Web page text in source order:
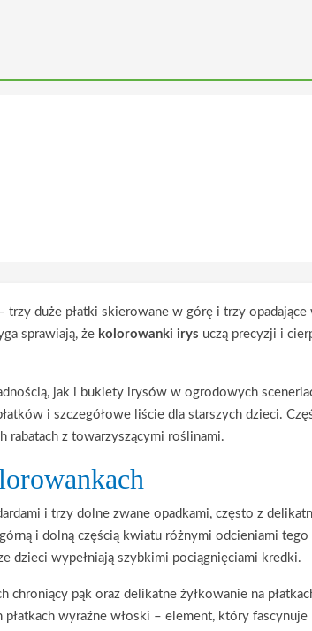
duże płatki skierowane w górę i trzy opadające
sprawiają, że kolorowanki irys uczą precyzji i
jak i bukiety irysów w ogrodowych
i szczegółowe liście dla starszych dzieci.
rabatach z towarzyszącymi roślinami.
i trzy dolne zwane opadkami, często z
i dolną częścią kwiatu różnymi odcieniami
dzieci wypełniają szybkimi pociągnięciami kredki.
pąk oraz delikatne żyłkowanie na
wyraźne włoski – element, który